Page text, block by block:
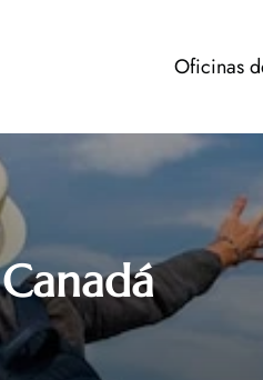
Oficinas